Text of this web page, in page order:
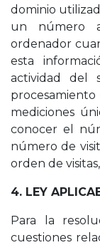
dominio
un número
ordenador
esta
actividad del
mediciones
conocer el
número de
orden de
4. LEY
Para la
cuestiones